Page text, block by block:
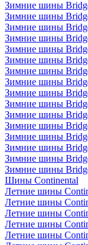
Зимние шины
Зимние шины
Зимние шины
Зимние шины
Зимние шины
Зимние шины
Зимние шины
Зимние шины
Зимние шины
Зимние шины
Зимние шины
Зимние шины
Зимние шины
Зимние шины
Зимние шины
Зимние шины
Шины Continental
Летние шины
Летние шины
Летние шины
Летние шины
Летние шины